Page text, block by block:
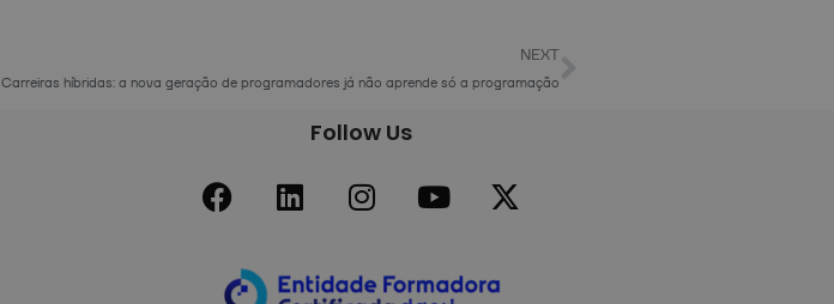
NEXT
Carreiras híbridas: a nova geração de programadores já não aprende só a programação
Follow Us